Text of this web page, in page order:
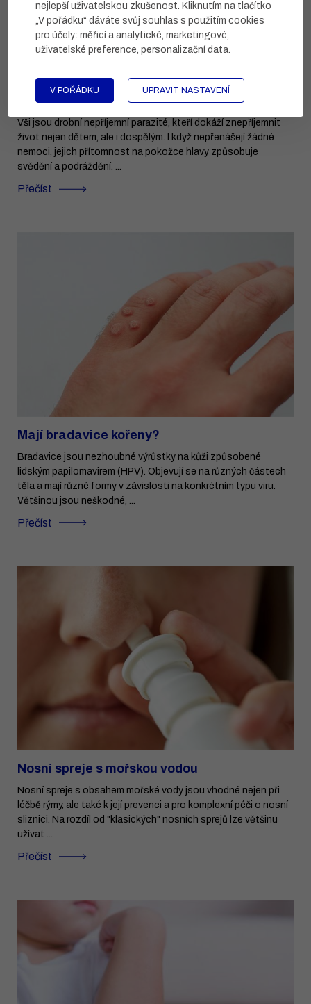
nejlepší uživatelskou zkušenost. Kliknutím na tlačítko
„V pořádku“ dáváte svůj souhlas s použitím cookies
pro účely:měřicí a analytické, marketingové,
uživatelské preference, personalizační data.
V POŘÁDKU UPRAVIT NASTAVENÍ
Jak se zbavit vší?
Vši jsou drobní nepříjemní parazité, kteří dokáží znepříjemnit
život nejen dětem, ale i dospělým. I když nepřenášejí žádné
nemoci, jejich přítomnost na pokožce hlavy způsobuje
svědění a podráždění. ...
Přečíst
Mají bradavice kořeny?
Bradavice jsou nezhoubné výrůstky na kůži způsobené
lidským papilomavirem (HPV). Objevují se na různých částech
těla a mají různé formy v závislosti na konkrétním typu viru.
Většinou jsou neškodné, ...
Přečíst
Nosní spreje s mořskou vodou
Nosní spreje s obsahem mořské vody jsou vhodné nejen při
léčbě rýmy, ale také k její prevenci a pro komplexní péči o nosní
sliznici. Na rozdíl od "klasických" nosních sprejů lze většinu
užívat ...
Přečíst